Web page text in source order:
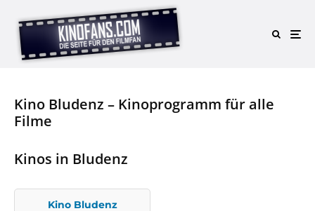
Kino Bludenz – Kinoprogramm für alle
Filme
Kinos in Bludenz
Kino Bludenz